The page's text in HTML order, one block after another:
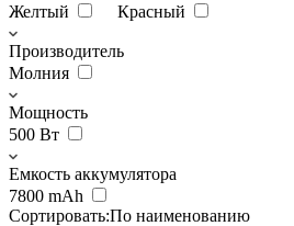
Желтый
Красный
Производитель
Молния
Мощность
500 Вт
Емкость аккумулятора
7800 mAh
Сортировать:По наименованию